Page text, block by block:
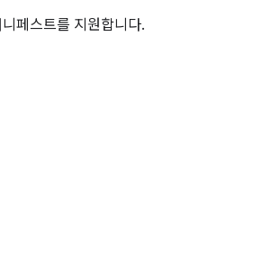
페스트를 지원합니다.